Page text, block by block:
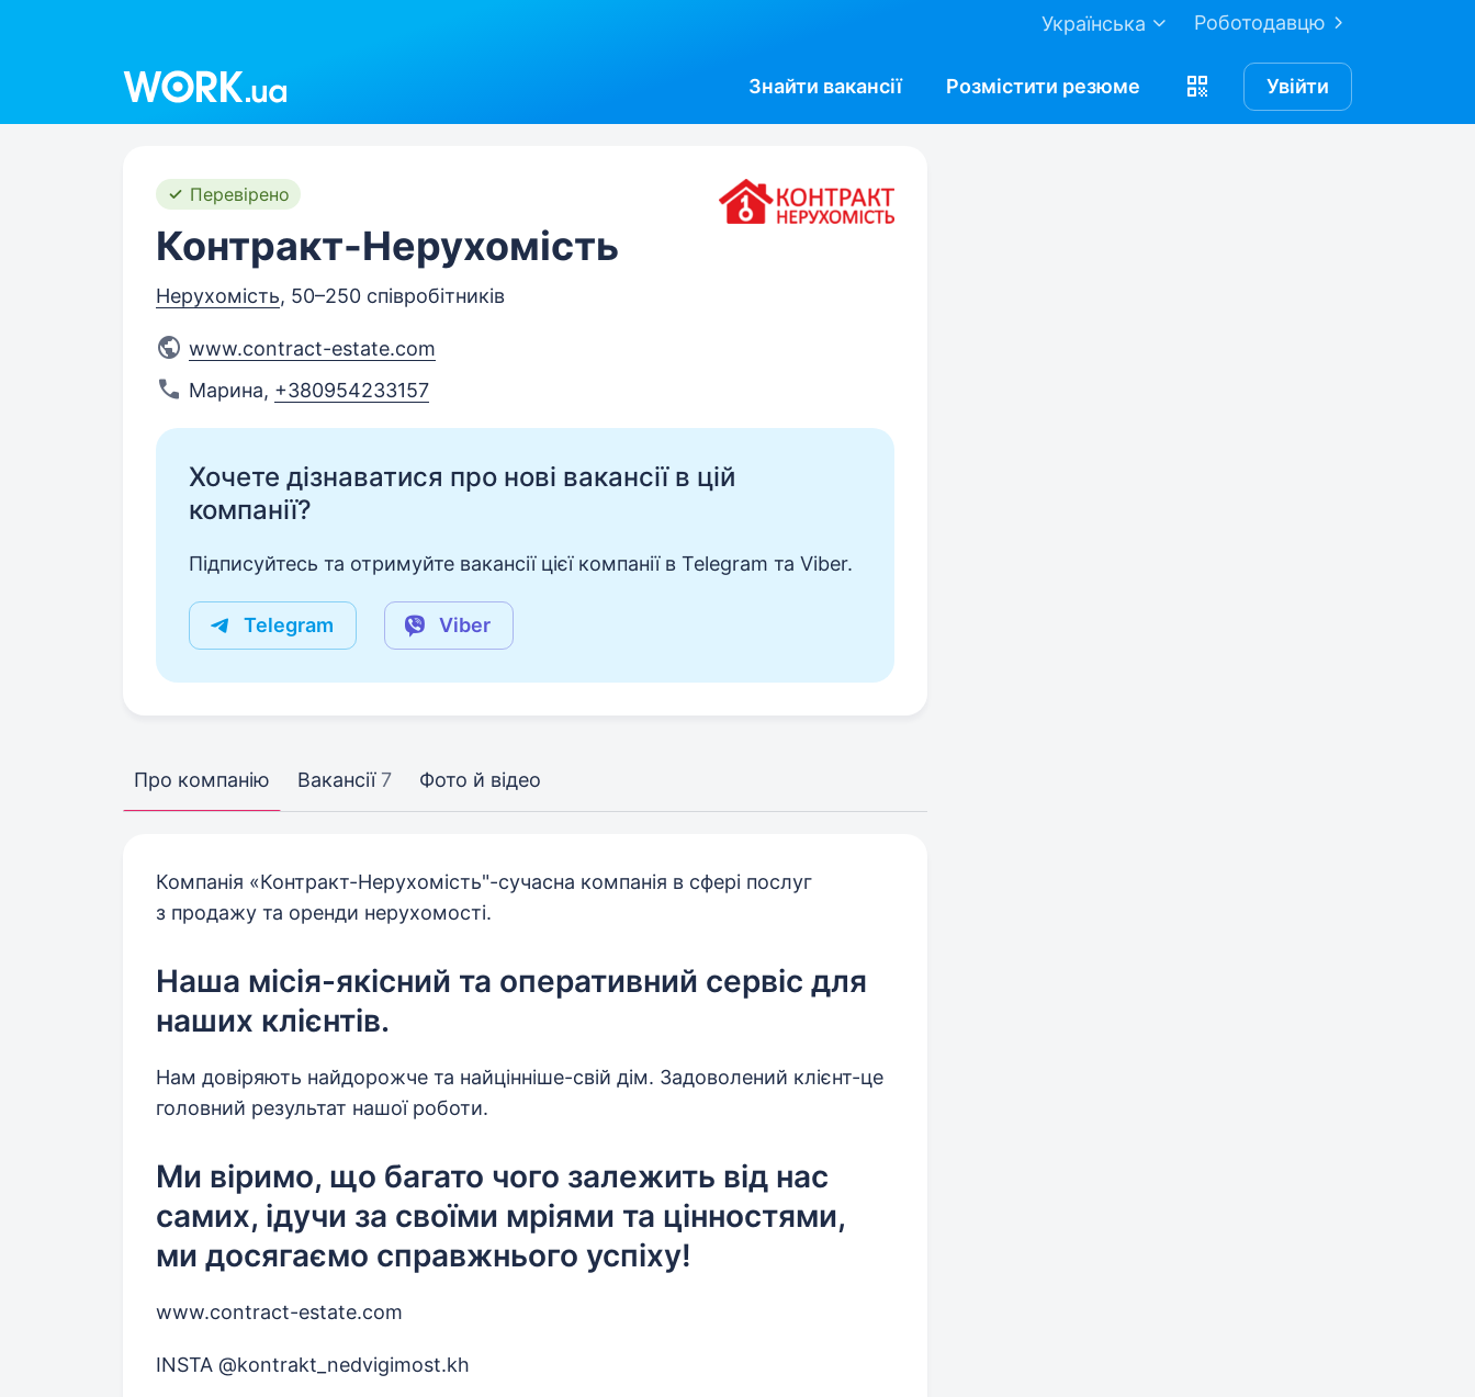
Роботодавцю
Українська
Знайти вакансії Розмістити резюме Увійти
Перевірено
Контракт-Нерухомість
Нерухомість, 50–250 співробітників
www.contract-estate.com
Марина, +380954233157
Хочете дізнаватися про нові вакансії в цій
компанії?
Підписуйтесь та отримуйте вакансії цієї компанії в Telegram та Viber.
Telegram Viber
Про компанію Вакансії 7 Фото й відео
Компанія «Контракт-Нерухомість"-сучасна компанія в сфері послуг
з продажу та оренди нерухомості.
Наша місія-якісний та оперативний сервіс для
наших клієнтів.
Нам довіряють найдорожче та найцінніше-свій дім. Задоволений клієнт-це
головний результат нашої роботи.
Ми віримо, що багато чого залежить від нас
самих, ідучи за своїми мріями та цінностями,
ми досягаємо справжнього успіху!
www.contract-estate.com
INSTA @kontrakt_nedvigimost.kh